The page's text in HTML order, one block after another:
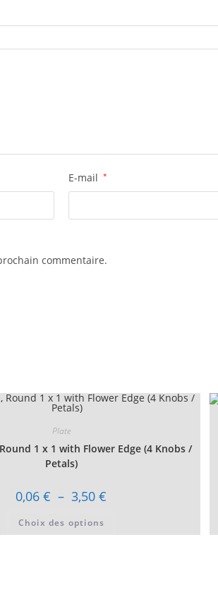
E-mail *
commentaire.
Plate
1 x 1 with Flower Edge (4 Knobs /
Petals)
0,06€ – 3,50€
à
Choix des options
a